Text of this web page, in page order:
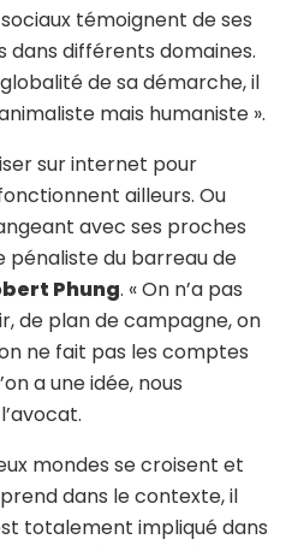
témoignent de ses
dans différents domaines.
de sa démarche, il
mais humaniste ».
sur internet pour
ailleurs. Ou
avec ses proches
pénaliste du barreau de
Phung. « On n’a pas
de plan de campagne, on
ne fait pas les comptes
a une idée, nous
mondes se croisent et
dans le contexte, il
totalement impliqué dans